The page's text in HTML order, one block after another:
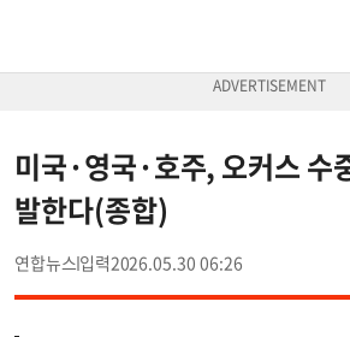
미국·영국·호주, 오커스 수
발한다(종합)
연합뉴스 2026.05.30 06:26